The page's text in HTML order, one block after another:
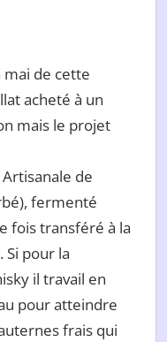
mai de cette
acheté à un
mais le projet
de
fermenté
fois transféré à la
Si pour la
il travail en
pour atteindre
frais qui